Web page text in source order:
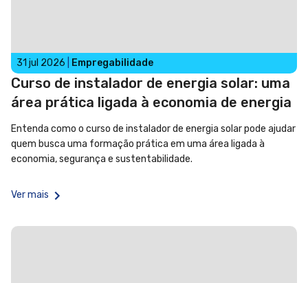
31 jul 2026 Empregabilidade
Curso de instalador de energia solar: uma
área prática ligada à economia de energia
Entenda como o curso de instalador de energia solar pode ajudar
quem busca uma formação prática em uma área ligada à
economia, segurança e sustentabilidade.
Ver mais